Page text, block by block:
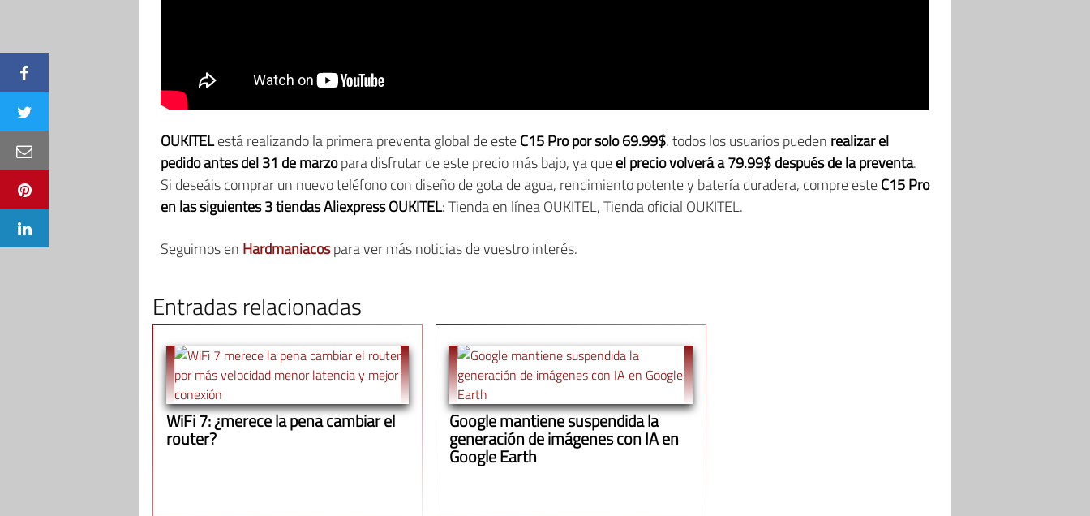
OUKITELestá realizando la primera preventa global de esteC15 Pro por solo 69.99$. todos los usuarios pueden realizar el
pedido antes del 31 de marzopara disfrutar de este precio más bajo, ya queel precio volverá a 79.99$ después de la preventa.
Si deseáis comprar un nuevo teléfono con diseño de gota de agua, rendimiento potente y batería duradera, compre esteC15 Pro
en las siguientes 3 tiendas Aliexpress OUKITEL: Tienda en línea OUKITEL, Tienda oficial OUKITEL.
Seguirnos en Hardmaniacospara ver más noticias de vuestro interés.
Entradas relacionadas
WiFi 7: ¿merece la pena cambiar el
router?
Google mantiene suspendida la
generación de imágenes con IA en
Google Earth